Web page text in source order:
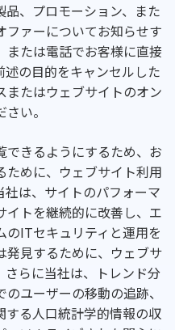
、プロモーション、また
ファーについてお知らせす
または電話でお客様に直接
述の目的をキャンセルした
またはウェブサイトのオン
い。
できるようにするため、お
ために、ウェブサイト利用
は、サイトのパフォーマ
イトを継続的に改善し、エ
のITセキュリティと運用を
発見するために、ウェブサ
らに当社は、トレンド分
ユーザーの移動の追跡、
する人口統計学的情報の収